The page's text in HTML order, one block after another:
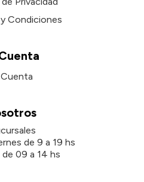
Condiciones
de 9 a 19 hs
de 09 a 14 hs